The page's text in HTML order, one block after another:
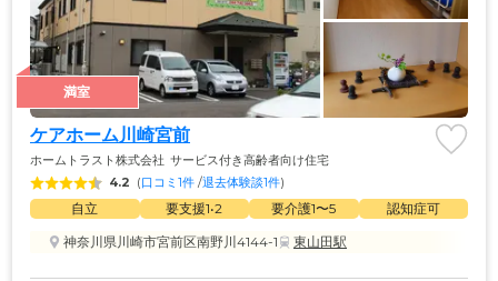
満室
ケアホーム川崎宮前
ホームトラスト株式会社 サービス付き高齢者向け住宅
4.2 (口コミ1件 /退去体験談1件)
自立 要支援1•2 要介護1〜5
認知症可
神奈川県川崎市宮前区南野川4144-1
東山田駅